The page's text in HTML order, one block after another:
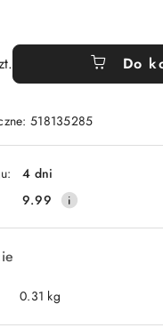
Do
518135285
4 dni
9.99
0.31 kg